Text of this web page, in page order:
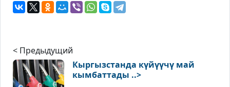
< Предыдущий
Кыргызстанда күйүүчү май
кымбаттады ..>